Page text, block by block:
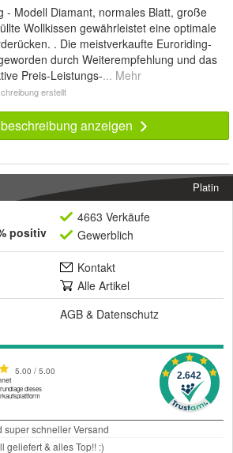
- Modell Diamant, normales Blatt, große
Wollkissen gewährleistet eine optimale
. Die meistverkaufte Euroriding-
durch Weiterempfehlung und das
Preis-Leistungs-... Mehr
erstellt
anzeigen
Platin
positiv
4663 Verkäufe
Gewerblich
Kontakt
Alle Artikel
AGB & Datenschutz